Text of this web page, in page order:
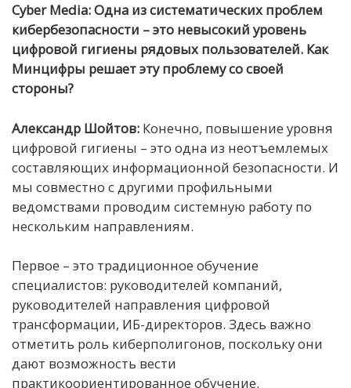
Cyber Media: Одна из систематических проблем
кибербезопасности – это невысокий уровень
цифровой гигиены рядовых пользователей. Как
Минцифры решает эту проблему со своей
стороны?
Александр Шойтов: Конечно, повышение уровня
цифровой гигиены – это одна из неотъемлемых
составляющих информационной безопасности. И
мы совместно с другими профильными
ведомствами проводим системную работу по
нескольким направлениям.
Первое – это традиционное обучение
специалистов: руководителей компаний,
руководителей направления цифровой
трансформации, ИБ-директоров. Здесь важно
отметить роль киберполигонов, поскольку они
дают возможность вести
практикоориентированное обучение.